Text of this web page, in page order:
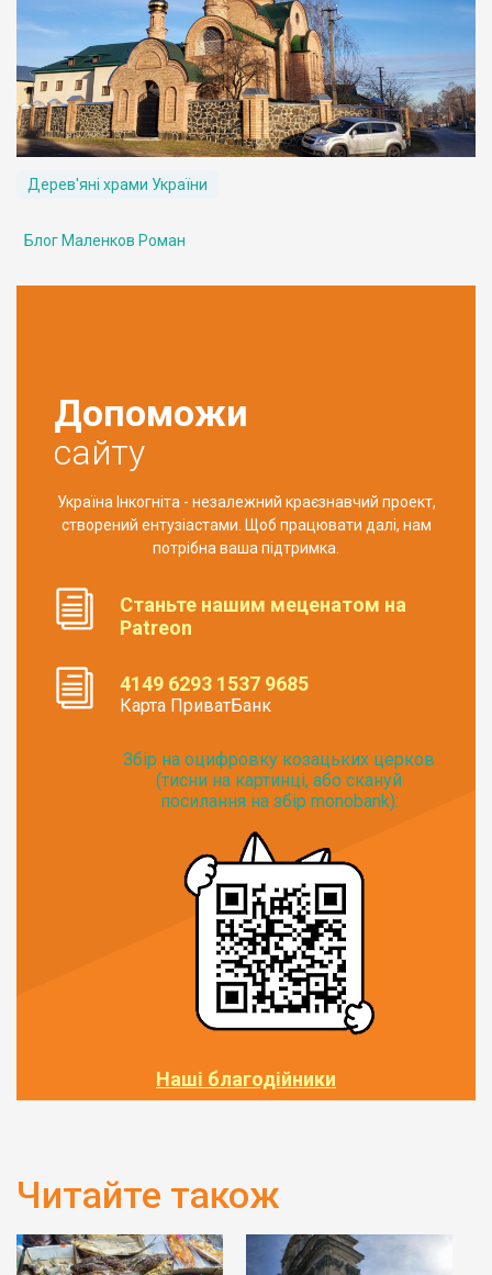
Дерев'яні храми України
Блог Маленков Роман
Допоможи
сайту
Україна Інкогніта - незалежний краєзнавчий проект,
створений ентузіастами. Щоб працювати далі, нам
потрібна ваша підтримка.
Станьте нашим меценатом на
Patreon
4149 6293 1537 9685
Карта ПриватБанк
Збір на оцифровку козацьких церков
(тисни на картинці, або скануй
посилання на збір monobank):
Наші благодійники
Читайте також